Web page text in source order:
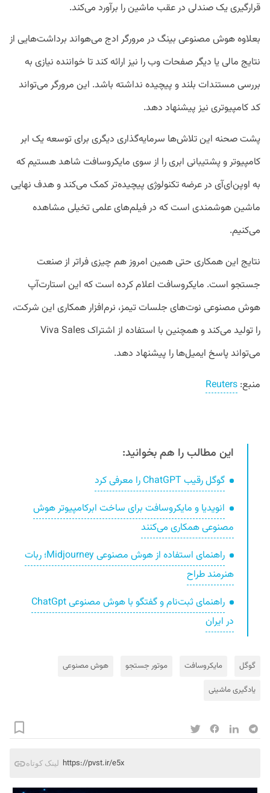
قرارگیری یک صندلی در عقب ماشین را برآورد می‌کند.
بعلاوه هوش مصنوعی بینگ در مرورگر ادج می‌هواند برداشت‌هایی از
نتایج مالی یا دیگر صفحات وب را نیز ارائه کند تا خواننده نیازی به
بررسی مستندات بلند و پیچیده نداشته باشد. این مرورگر می‌تواند
کد کامپیوتری نیز پیشنهاد دهد.
پشت صحنه این تلاش‌ها سرمایه‌گذاری دیگری برای توسعه یک ابر
کامپیوتر و پشتیبانی ابری را از سوی مایکروسافت شاهد هستیم که
به اوپن‌ای‌آی در عرضه تکنولوژی پیچیده‌تر کمک می‌کند و هدف نهایی
ماشین هوشمندی است که در فیلم‌های علمی تخیلی مشاهده
می‌کنیم.
نتایج این همکاری حتی همین امروز هم چیزی فراتر از صنعت
جستجو است. مایکروسافت اعلام کرده است که این استارت‌آپ
هوش مصنوعی نوت‌های جلسات تیمز، نرم‌افزار همکاری این شرکت،
را تولید می‌کند و همچنین با استفاده از اشتراک Viva Sales
می‌تواند پاسخ‌ ایمیل‌ها را پیشنهاد دهد.
منبع: Reuters
این مطالب را هم بخوانید:
گوگل رقیب ChatGPT را معرفی کرد
انویدیا و مایکروسافت برای ساخت ابرکامپیوتر هوش
مصنوعی همکاری می‌کنند
راهنمای استفاده از هوش مصنوعی Midjourney؛ ربات
هنرمند طراح
راهنمای ثبت‌نام و گفتگو با هوش مصنوعی ChatGpt
در ایران
گوگل مایکروسافت موتور جستجو
هوش مصنوعی
یادگیری ماشینی
لینک کوتاه https://pvst.ir/e5x